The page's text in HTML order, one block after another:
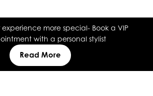
more special- Book a VIP
with a personal stylist
Read More